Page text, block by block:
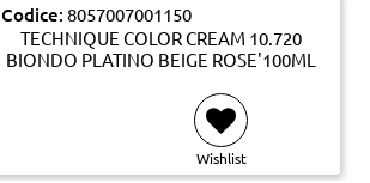
Codice: 8057007001150
TECHNIQUE COLOR CREAM 10.720
BIONDO PLATINO BEIGE ROSE'100ML
Wishlist